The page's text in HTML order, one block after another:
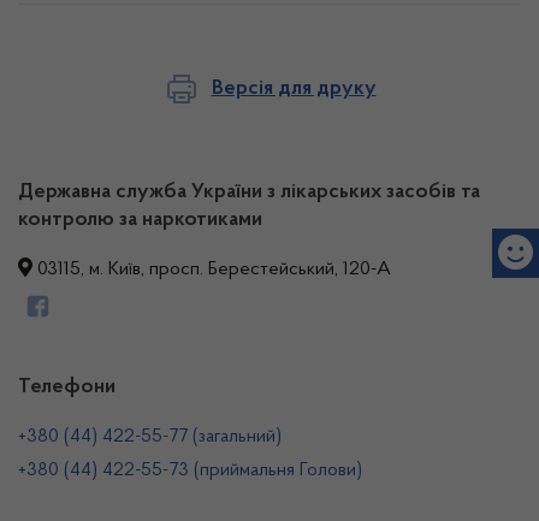
Версія для друку
Державна служба України з лікарських засобів та
контролю за наркотиками
03115, м. Київ, просп. Берестейський, 120-А
Телефони
+380 (44) 422-55-77 (загальний)
+380 (44) 422-55-73 (приймальня Голови)